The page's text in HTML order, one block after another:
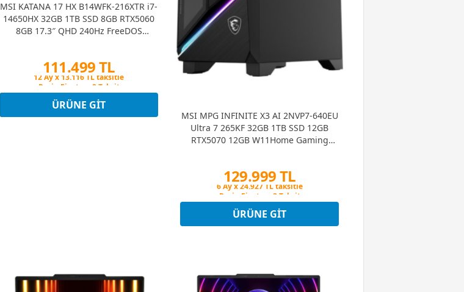
MSI KATANA 17 HX B14WFK-216XTR i7-
14650HX 32GB 1TB SSD 8GB RTX5060
8GB 17.3″ QHD 240Hz FreeDOS
111.499 TL
Peşin Fiyatına 3 Taksit
Peşin Fiyatına 3 Taksit
ÜRÜNE GIT
MSI MPG INFINITE X3 AI 2NVP7-640EU
Ultra 7 265KF 32GB 1TB SSD 12GB
RTX5070 12GB W11Home Gaming
129.999 TL
Peşin Fiyatına 3 Taksit
Peşin Fiyatına 3 Taksit
ÜRÜNE GIT